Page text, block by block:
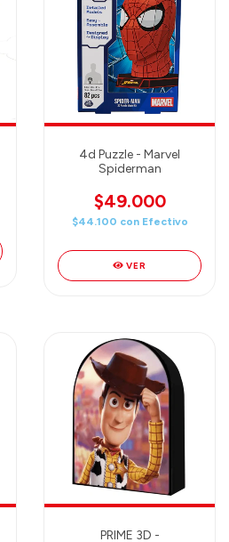
4d Puzzle - Marvel
Spiderman
$49.000
$44.100 con Efectivo
VER
PRIME 3D -